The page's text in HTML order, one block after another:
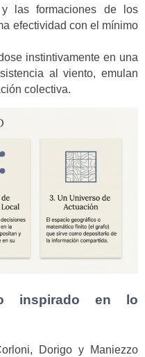
las formaciones de los
efectividad con el mínimo
instintivamente en una
al viento, emulan
colectiva.
inspirado en lo
Dorigo y Maniezzo